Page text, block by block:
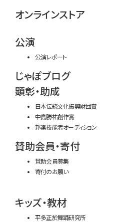
オンラインストア
公演
公演レポート
じゃぽブログ
顕彰・助成
日本伝統文化振興財団賞
中島勝祐創作賞
邦楽技能者オーディション
賛助会員・寄付
賛助会員募集
寄付のお願い
キッズ・教材
平多正於舞踊研究所